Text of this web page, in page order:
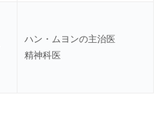
ハン・ムヨンの主治医
精神科医